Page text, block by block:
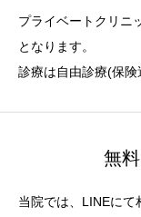
プライベートクリニ
となります。
診療は自由診療(保険
無
当院では、LINEにて